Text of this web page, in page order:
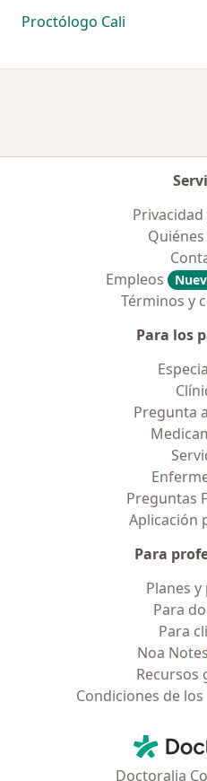
Proctólogo Cali
Empleos
Términos y
Para los
Pregunta
Preguntas
Aplicación
Para
Planes
Para
Para
Noa Notes
Recursos
Condiciones de
Doctoralia